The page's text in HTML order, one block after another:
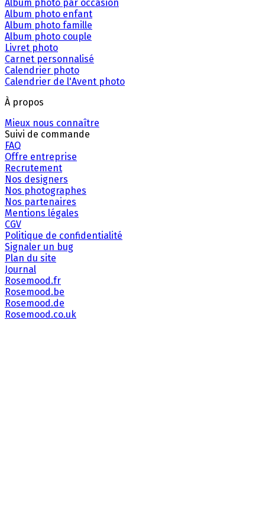
Album photo par occasion
Album photo enfant
Album photo famille
Album photo couple
Livret photo
Carnet personnalisé
Calendrier photo
Calendrier de l'Avent photo
À propos
Mieux nous connaître
Suivi de commande
FAQ
Offre entreprise
Recrutement
Nos designers
Nos photographes
Nos partenaires
Mentions légales
CGV
Politique de confidentialité
Signaler un bug
Plan du site
Journal
Rosemood.fr
Rosemood.be
Rosemood.de
Rosemood.co.uk